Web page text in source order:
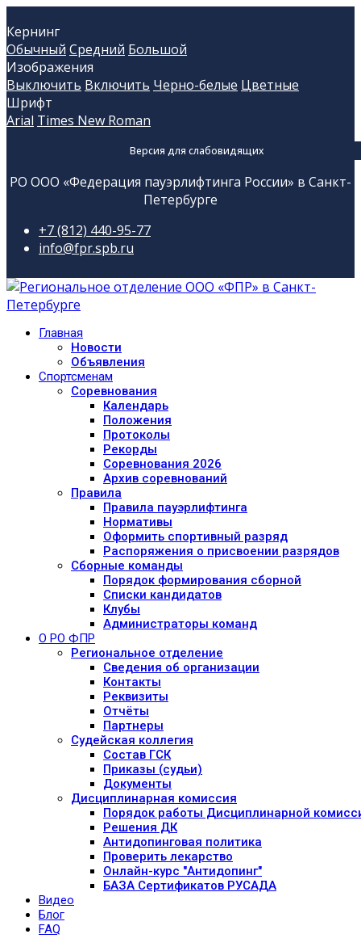
Кернинг
Обычный Средний Большой
Изображения
Выключить Включить Черно-белые Цветные
Шрифт
Arial Times New Roman
Версия для слабовидящих
РО ООО «Федерация пауэрлифтинга России» в Санкт-
Петербурге
+7 (812) 440-95-77
info@fpr.spb.ru
Главная
Новости
Объявления
Спортсменам
Соревнования
Календарь
Положения
Протоколы
Рекорды
Соревнования 2026
Архив соревнований
Правила
Правила пауэрлифтинга
Нормативы
Оформить спортивный разряд
Распоряжения о присвоении разрядов
Сборные команды
Порядок формирования сборной
Списки кандидатов
Клубы
Администраторы команд
О РО ФПР
Региональное отделение
Сведения об организации
Контакты
Реквизиты
Отчёты
Партнеры
Судейская коллегия
Состав ГСК
Приказы (судьи)
Документы
Дисциплинарная комиссия
Порядок работы Дисциплинарной
Решения ДК
Антидопинговая политика
Проверить лекарство
Онлайн-курс "Антидопинг"
БАЗА Сертификатов РУСАДА
Видео
Блог
FAQ